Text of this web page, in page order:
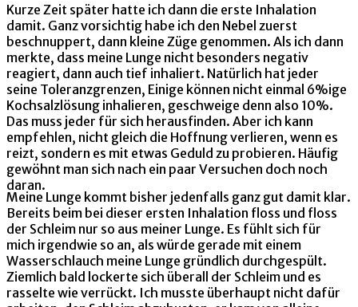
Kurze Zeit später hatte ich dann die erste Inhalation
damit. Ganz vorsichtig habe ich den Nebel zuerst
beschnuppert, dann kleine Züge genommen. Als ich dann
merkte, dass meine Lunge nicht besonders negativ
reagiert, dann auch tief inhaliert. Natürlich hat jeder
seine Toleranzgrenzen, Einige können nicht einmal 6%ige
Kochsalzlösung inhalieren, geschweige denn also 10%.
Das muss jeder für sich herausfinden. Aber ich kann
empfehlen, nicht gleich die Hoffnung verlieren, wenn es
reizt, sondern es mit etwas Geduld zu probieren. Häufig
gewöhnt man sich nach ein paar Versuchen doch noch
daran.
Meine Lunge kommt bisher jedenfalls ganz gut damit klar.
Bereits beim bei dieser ersten Inhalation floss und floss
der Schleim nur so aus meiner Lunge. Es fühlt sich für
mich irgendwie so an, als würde gerade mit einem
Wasserschlauch meine Lunge gründlich durchgespült.
Ziemlich bald lockerte sich überall der Schleim und es
rasselte wie verrückt. Ich musste überhaupt nicht dafür